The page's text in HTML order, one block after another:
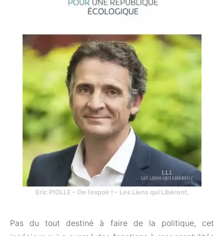
Eric PIOLLE – De l’espoir ! – Les Liens qui Libèrent.
Pas du tout destiné à faire de la politique, cet